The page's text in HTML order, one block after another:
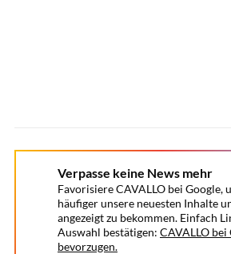
Verpasse keine News mehr
Favorisiere CAVALLO bei Google,
häufiger unsere neuesten Inhalte
angezeigt zu bekommen. Einfach
Auswahl bestätigen: CAVALLO bei
bevorzugen.